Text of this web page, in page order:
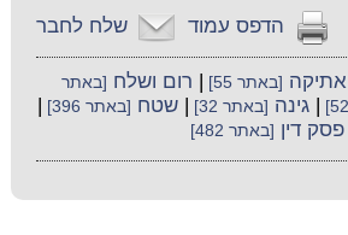
שלח לחבר הדפס עמוד
|אתיקה [באתר 55] רום ושלח [באתר
|גינה [באתר 32] |שטח [באתר 396]
|פסק דין [באתר 482]